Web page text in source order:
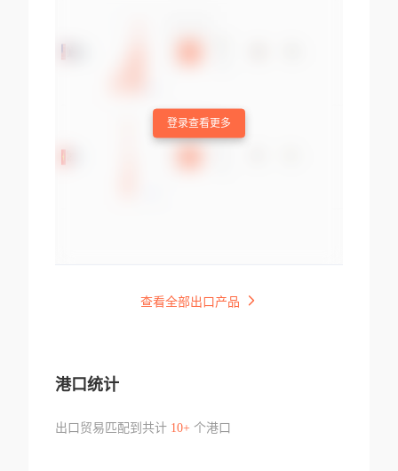
登录查看更多
查看全部出口产品
港口统计
出口贸易匹配到共计 10+个港口